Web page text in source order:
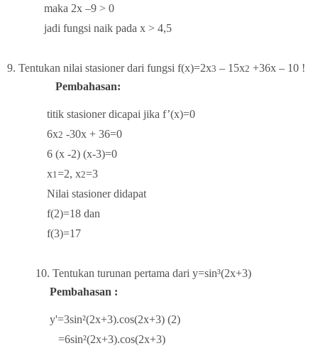
maka 2x –9 > 0
jadi fungsi naik pada x > 4,5
9. Tentukan nilai stasioner dari fungsi f(x)=2x3 – 15x2 +36x – 10 !
Pembahasan:
titik stasioner dicapai jika f’(x)=0
6x2 -30x + 36=0
6 (x -2) (x-3)=0
x1=2, x2=3
Nilai stasioner didapat
f(2)=18 dan
f(3)=17
10. Tentukan turunan pertama dari y=sin³(2x+3)
Pembahasan :
y'=3sin²(2x+3).cos(2x+3) (2)
=6sin²(2x+3).cos(2x+3)